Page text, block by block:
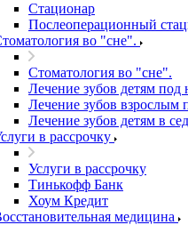
Стационар
Послеоперационный
во "сне".
Стоматология во "сне".
Лечение зубов детям под
Лечение зубов взрослым
Лечение зубов детям в
в рассрочку
Услуги в рассрочку
Тинькофф Банк
Хоум Кредит
медицина